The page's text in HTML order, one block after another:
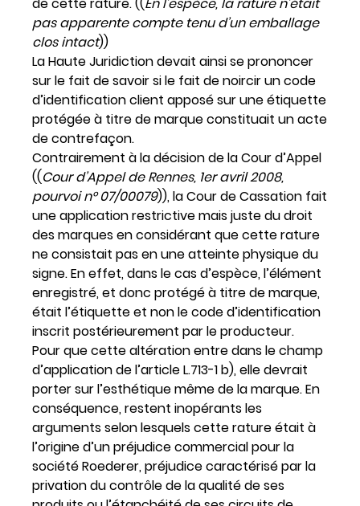
pas apparente compte tenu d’un emballage
clos intact))
La Haute Juridiction devait ainsi se prononcer
sur le fait de savoir si le fait de noircir un code
d’identification client apposé sur une étiquette
protégée à titre de marque constituait un acte
de contrefaçon.
Contrairement à la décision de la Cour d’Appel
((Cour d’Appel de Rennes, 1er avril 2008,
pourvoi n° 07/00079)), la Cour de Cassation fait
une application restrictive mais juste du droit
des marques en considérant que cette rature
ne consistait pas en une atteinte physique du
signe. En effet, dans le cas d’espèce, l’élément
enregistré, et donc protégé à titre de marque,
était l’étiquette et non le code d’identification
inscrit postérieurement par le producteur.
Pour que cette altération entre dans le champ
d’application de l’article L.713-1 b), elle devrait
porter sur l’esthétique même de la marque. En
conséquence, restent inopérants les
arguments selon lesquels cette rature était à
l’origine d’un préjudice commercial pour la
société Roederer, préjudice caractérisé par la
privation du contrôle de la qualité de ses